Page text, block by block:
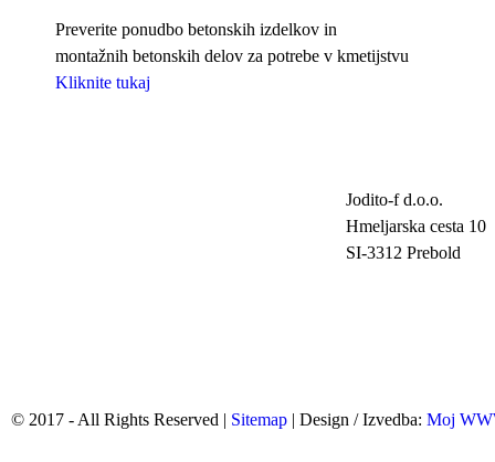
Preverite ponudbo betonskih izdelkov in
montažnih betonskih delov za potrebe v kmetijstvu
Kliknite tukaj
Jodito-f d.o.o.
Hmeljarska cesta 10
SI-3312 Prebold
© 2017 - All Rights Reserved | Sitemap | Design / Izvedba: Moj